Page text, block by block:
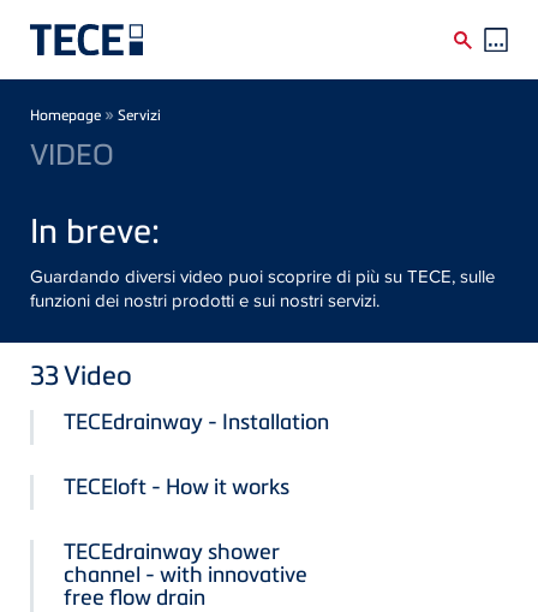
Breadcrumb
Homepage » Servizi
VIDEO
In breve:
Guardando diversi video puoi scoprire di più su TECE, sulle
funzioni dei nostri prodotti e sui nostri servizi.
33Video
TECEdrainway - Installation
TECEloft - How it works
TECEdrainway shower
channel - with innovative
free flow drain